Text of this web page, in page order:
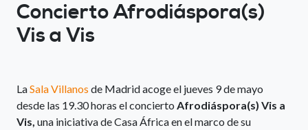
Concierto Afrodiáspora(s)
Vis a Vis
LaSala Villanos de Madrid acoge el jueves 9 de mayo
desde las 19.30 horas el concierto Afrodiáspora(s) Vis a
Vis, una iniciativa de Casa África en el marco de su